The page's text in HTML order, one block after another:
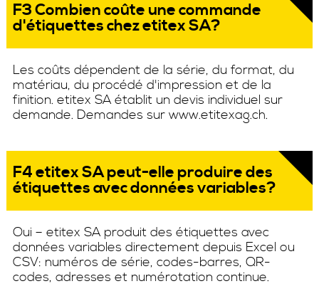
F3 Combien coûte une commande
d'étiquettes chez etitex SA?
Les coûts dépendent de la série, du format, du
matériau, du procédé d'impression et de la
finition. etitex SA établit un devis individuel sur
demande. Demandes sur www.etitexag.ch.
F4 etitex SA peut-elle produire des
étiquettes avec données variables?
Oui – etitex SA produit des étiquettes avec
données variables directement depuis Excel ou
CSV: numéros de série, codes-barres, QR-
codes, adresses et numérotation continue.